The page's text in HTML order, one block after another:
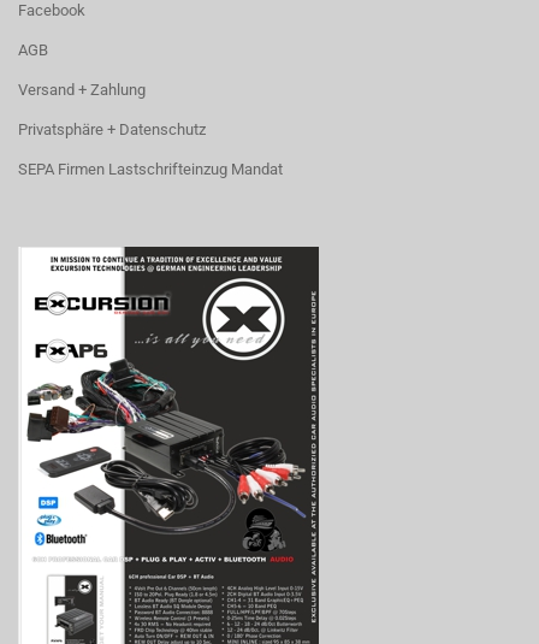
Facebook
AGB
Versand + Zahlung
Privatsphäre + Datenschutz
SEPA Firmen Lastschrifteinzug Mandat